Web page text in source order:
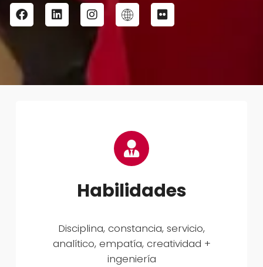
Habilidades
Disciplina, constancia, servicio,
analítico, empatía, creatividad +
ingeniería